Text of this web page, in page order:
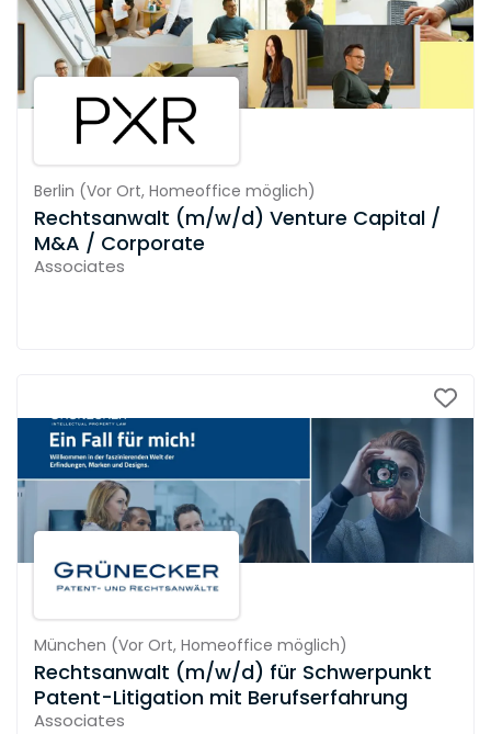
Berlin (Vor Ort, Homeoffice möglich)
Rechtsanwalt (m/w/d) Venture Capital /
M&A / Corporate
Associates
München (Vor Ort, Homeoffice möglich)
Rechtsanwalt (m/w/d) für Schwerpunkt
Patent-Litigation mit Berufserfahrung
Associates